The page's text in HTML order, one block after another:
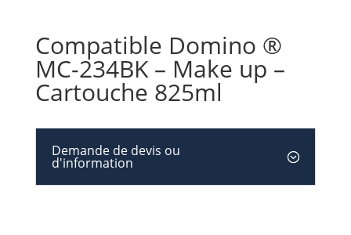
Compatible Domino ®
MC-234BK – Make up –
Cartouche 825ml
Demande de devis ou
d'information